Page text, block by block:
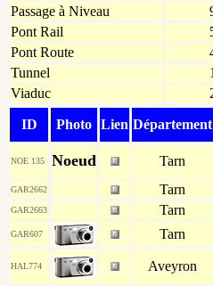
Passage à Niveau
Pont Rail
Pont Route
Tunnel
1
Viaduc
ID Photo Lien Département
NOE 135 Noeud Tarn
GAR2662 Tarn
GAR2663 Tarn
GAR607 Tarn
HAL774 Aveyron